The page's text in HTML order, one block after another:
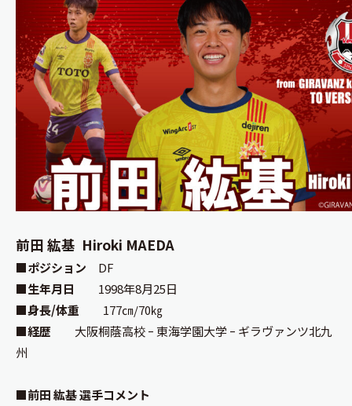
前田 紘基 Hiroki MAEDA
■ポジション DF
■生年月日 1998年8月25日
■身長/体重 177㎝/70㎏
■経歴 大阪桐蔭高校 ｰ 東海学園大学 ｰ ギラヴァンツ北九
州
■前田 紘基 選手コメント